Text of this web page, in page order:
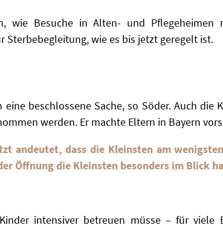
wie Besuche in Alten- und Pflegeheimen
wie es bis jetzt geregelt ist.
beschlossene Sache, so Söder. Auch die
werden. Er machte Eltern in Bayern
andeutet, dass die Kleinsten am
Öffnung die Kleinsten besonders im Blick
intensiver betreuen müsse – für